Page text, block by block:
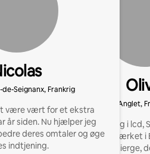
Seignanx, Frankrig
være vært for et ekstra
år siden. Nu hjælper jeg
deres omtaler og øge
indtjening.
Anglet,
18 års erfaring i lcd,
Airbnb-netværket i
omtaler. Concierge,